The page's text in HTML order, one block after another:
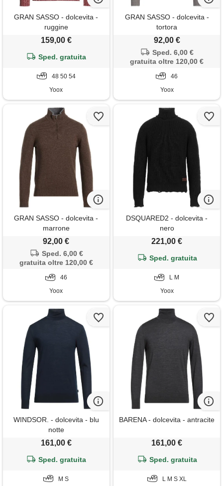
GRAN SASSO - dolcevita -
ruggine
159,00 €
Sped. gratuita
48 50 54
Yoox
GRAN SASSO - dolcevita -
tortora
92,00 €
Sped. 6,00 €
gratuita oltre 120,00 €
46
Yoox
GRAN SASSO - dolcevita -
marrone
92,00 €
Sped. 6,00 €
gratuita oltre 120,00 €
46
Yoox
DSQUARED2 - dolcevita -
nero
221,00 €
Sped. gratuita
L M
Yoox
WINDSOR. - dolcevita - blu
notte
161,00 €
Sped. gratuita
M S
BARENA - dolcevita - antracite
161,00 €
Sped. gratuita
L M S XL